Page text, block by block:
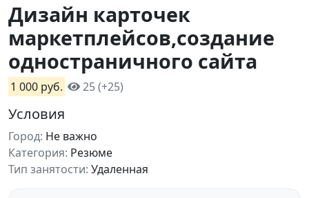
Дизайн карточек
маркетплейсов,создание
одностраничного сайта
1 000 руб. 25 (+25)
Условия
Город: Не важно
Категория: Резюме
Тип занятости: Удаленная